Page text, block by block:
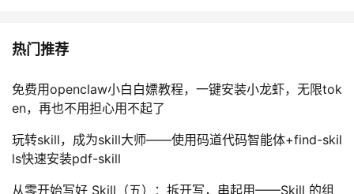
我
的
课
我
的
我
的
技
术
支
我
的
云
声
热门推荐
免费用openclaw小白白嫖教程，一键安装小龙虾，无限tok
en，再也不用担心用不起了
玩转skill，成为skill大师——使用码道代码智能体+find-skil
ls快速安装pdf-skill
从零开始写好 Skill（五）：拆开写，串起用——Skill 的组